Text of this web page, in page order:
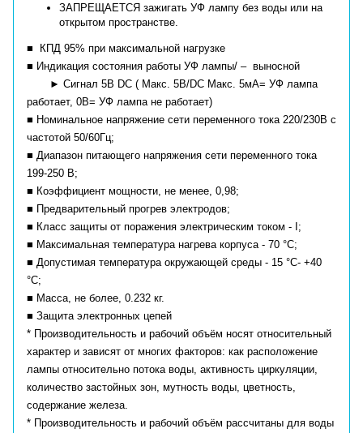
ЗАПРЕЩАЕТСЯ зажигать УФ лампу без воды или на
открытом пространстве.
■ КПД 95% при максимальной нагрузке
■ Индикация состояния работы УФ лампы/ – выносной
► Сигнал 5В DC ( Макс. 5В/DC Макс. 5мА= УФ лампа
работает, 0В= УФ лампа не работает)
■ Номинальное напряжение сети переменного тока 220/230В с
частотой 50/60Гц;
■ Диапазон питающего напряжения сети переменного тока
199-250 В;
■ Коэффициент мощности, не менее, 0,98;
■ Предварительный прогрев электродов;
■ Класс защиты от поражения электрическим током - I;
■ Максимальная температура нагрева корпуса - 70 °С;
■ Допустимая температура окружающей среды - 15 °С- +40
°С;
■ Масса, не более, 0.232 кг.
■ Защита электронных цепей
* Производительность и рабочий объём носят относительный
характер и зависят от многих факторов: как расположение
лампы относительно потока воды, активность циркуляции,
количество застойных зон, мутность воды, цветность,
содержание железа.
* Производительность и рабочий объём рассчитаны для воды